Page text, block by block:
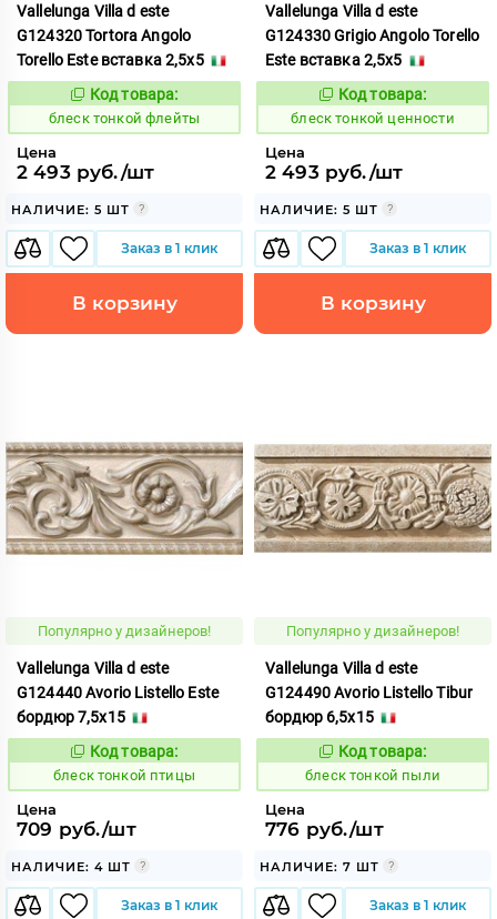
Vallelunga Villa d este
G124320 Tortora Angolo
Torello Este вставка 2,5x5
44116
Код товара:
блеск тонкой флейты
Цена
2 493 руб./шт
НАЛИЧИЕ: 5 ШТ
Заказ в 1 клик
В корзину
Vallelunga Villa d este
G124330 Grigio Angolo Torello
Este вставка 2,5x5
44117
Код товара:
блеск тонкой ценности
Цена
2 493 руб./шт
НАЛИЧИЕ: 5 ШТ
Заказ в 1 клик
В корзину
Популярно у дизайнеров!
Vallelunga Villa d este
G124440 Avorio Listello Este
бордюр 7,5x15
44073
Код товара:
блеск тонкой птицы
Цена
709 руб./шт
НАЛИЧИЕ: 4 ШТ
Заказ в 1 клик
Популярно у дизайнеров!
Vallelunga Villa d este
G124490 Avorio Listello Tibur
бордюр 6,5x15
44076
Код товара:
блеск тонкой пыли
Цена
776 руб./шт
НАЛИЧИЕ: 7 ШТ
Заказ в 1 клик